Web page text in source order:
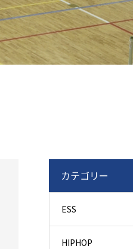
カテゴリー
ESS
HIPHOP